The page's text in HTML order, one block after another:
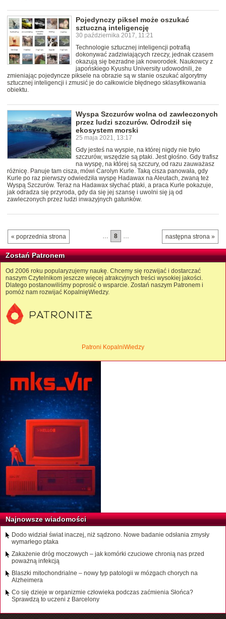
Pojedynczy piksel może oszukać
sztuczną inteligencję
30 października 2017, 11:21
Technologie sztucznej inteligencji potrafią
dokonywać zadziwiających rzeczy, jednak czasem
okazują się bezradne jak noworodek. Naukowcy z
japońskiego Kyushu University udowodnili, że
zmieniając pojedyncze piksele na obrazie są w stanie oszukać algorytmy
sztucznej inteligencji i zmusić je do całkowicie błędnego sklasyfikowania
obiektu.
Wyspa Szczurów wolna od zawleczonych
przez ludzi szczurów. Odrodził się
ekosystem morski
25 maja 2021, 13:17
Gdy jesteś na wyspie, na której nigdy nie było
szczurów, wszędzie są ptaki. Jest głośno. Gdy trafisz
na wyspę, na której są szczury, od razu zauważasz
różnicę. Panuje tam cisza, mówi Carolyn Kurle. Taką cisza panowała, gdy
Kurle po raz pierwszy odwiedziła wyspę Hadawax na Aleutach, zwaną też
Wyspą Szczurów. Teraz na Hadawax słychać ptaki, a praca Kurle pokazuje,
jak odradza się przyroda, gdy da się jej szansę i uwolni się ją od
zawleczonych przez ludzi inwazyjnych gatunków.
« poprzednia strona następna strona »
… 8 …
Zostań Patronem
Od 2006 roku popularyzujemy naukę. Chcemy się rozwijać i dostarczać
naszym Czytelnikom jeszcze więcej atrakcyjnych treści wysokiej jakości.
Dlatego postanowiliśmy poprosić o wsparcie. Zostań naszym Patronem i
pomóż nam rozwijać KopalnięWiedzy.
Patroni KopalniWiedzy
Najnowsze wiadomości
Dodo widział świat inaczej, niż sądzono. Nowe badanie odsłania zmysły
wymarłego ptaka
Zakażenie dróg moczowych – jak komórki czuciowe chronią nas przed
poważną infekcją
Blaszki mitochondrialne – nowy typ patologii w mózgach chorych na
Alzheimera
Co się dzieje w organizmie człowieka podczas zaćmienia Słońca?
Sprawdzą to uczeni z Barcelony